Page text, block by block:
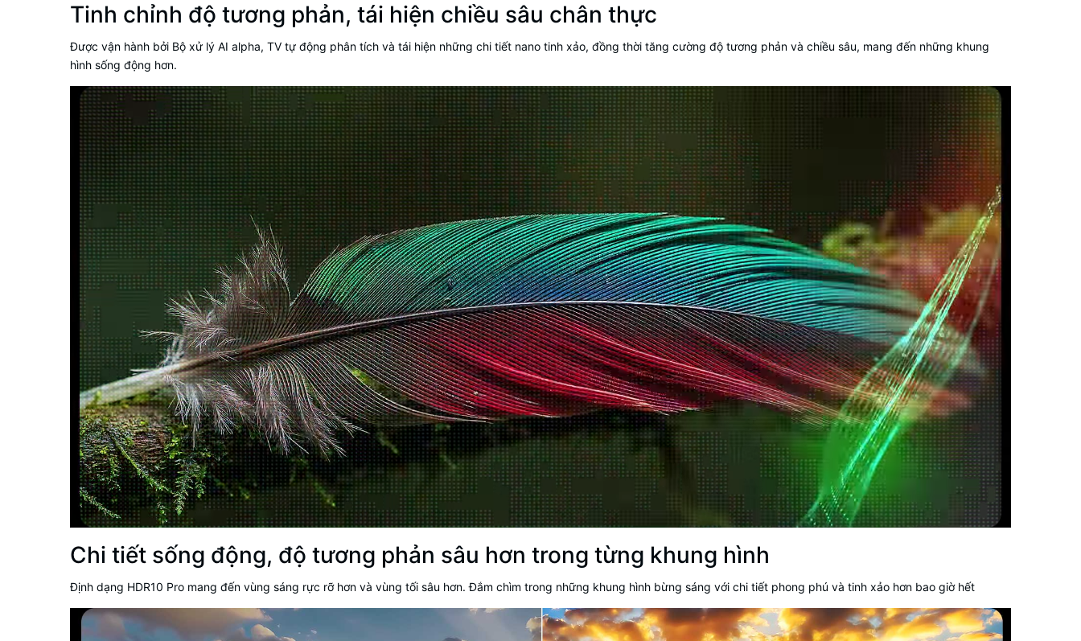
Tinh chỉnh độ tương phản, tái hiện chiều sâu chân thực
Được vận hành bởi Bộ xử lý AI alpha, TV tự động phân tích và tái hiện những chi tiết nano tinh xảo, đồng thời tăng cường độ tương phản và chiều sâu, mang đến những khung
hình sống động hơn.
Chi tiết sống động, độ tương phản sâu hơn trong từng khung hình
Định dạng HDR10 Pro mang đến vùng sáng rực rỡ hơn và vùng tối sâu hơn. Đắm chìm trong những khung hình bừng sáng với chi tiết phong phú và tinh xảo hơn bao giờ hết